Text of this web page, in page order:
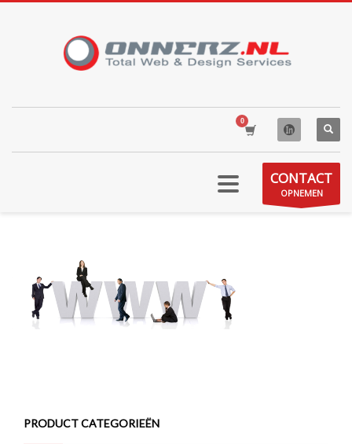
CONTACT
OPNEMEN
PRODUCT CATEGORIEËN